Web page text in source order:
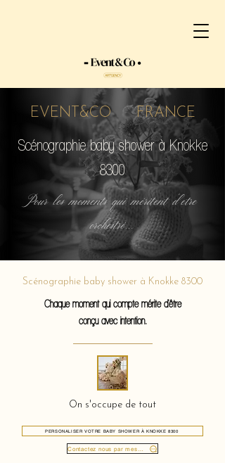
EVENT&CO FRANCE
Scénographie baby shower à Knokke
8300
Pour les moments qui méritent d'etre
orchestré...
Scénographie baby shower à Knokke 8300
Chaque moment qui compte mérite d'être
conçu avec intention.
On s'occupe de tout
PERSONALISER VOTRE BABY SHOWER À KNOKKE 8300